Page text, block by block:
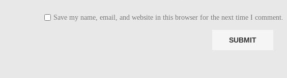
Save my name, email, and website in this browser for the next time I comment.